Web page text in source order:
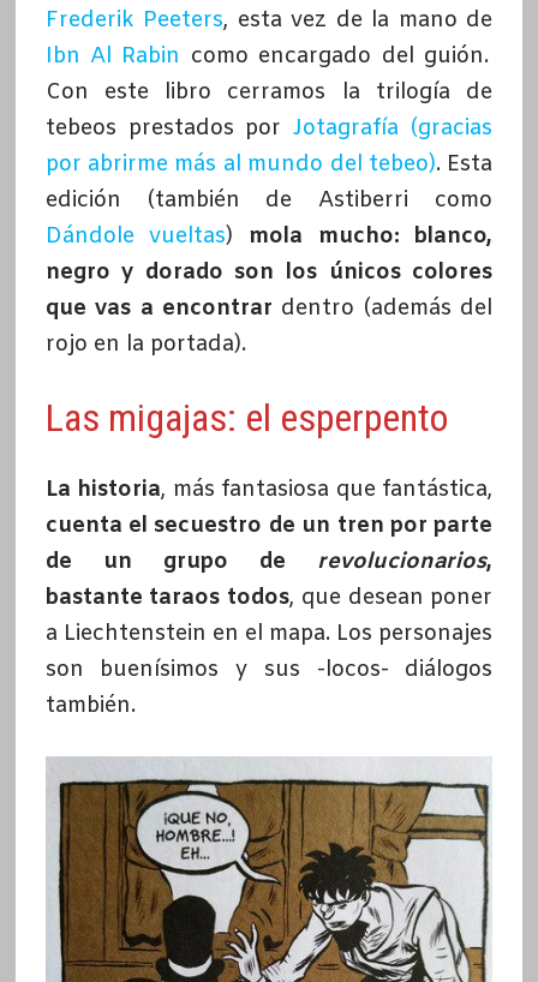
Frederik Peeters, esta vez de la mano de
Ibn Al Rabin como encargado del guión.
Con este libro cerramos la trilogía de
tebeos prestados por Jotagrafía (gracias
por abrirme más al mundo del tebeo). Esta
edición (también de Astiberri como
Dándole vueltas) mola mucho: blanco,
negro y dorado son los únicos colores
que vas a encontrar dentro (además del
rojo en la portada).
Las migajas: el esperpento
La historia, más fantasiosa que fantástica,
cuenta el secuestro de un tren por parte
de un grupo de revolucionarios,
bastante taraos todos, que desean poner
a Liechtenstein en el mapa. Los personajes
son buenísimos y sus -locos- diálogos
también.